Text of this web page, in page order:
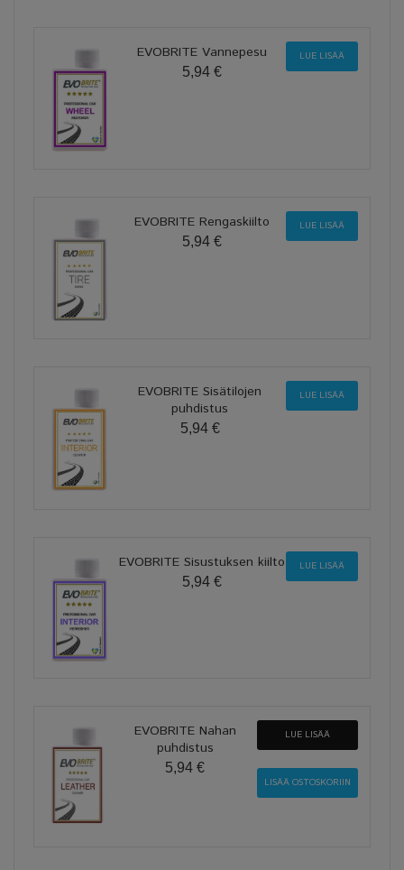
EVOBRITE Vannepesu
5,94 €
LUE LISÄÄ
EVOBRITE Rengaskiilto
5,94 €
LUE LISÄÄ
EVOBRITE Sisätilojen
puhdistus
5,94 €
LUE LISÄÄ
EVOBRITE Sisustuksen kiilto
5,94 €
LUE LISÄÄ
EVOBRITE Nahan
puhdistus
5,94 €
LUE LISÄÄ